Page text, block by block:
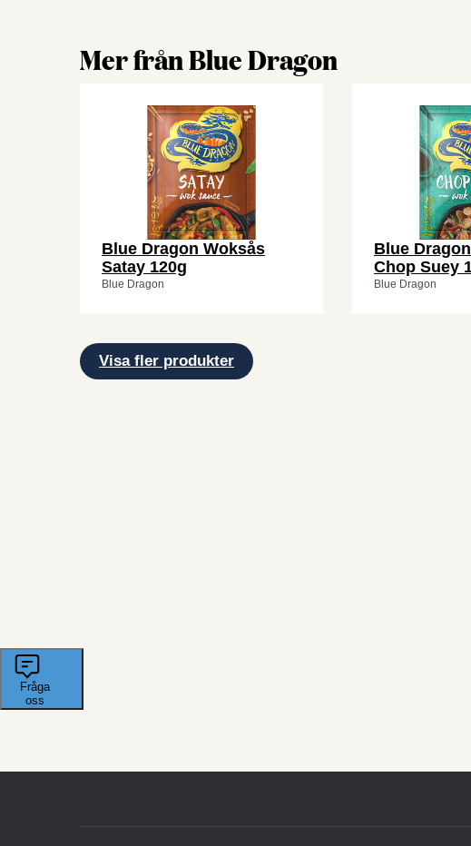
Mer från Blue Dragon
Blue Dragon Woksås
Satay 120g
Blue Dragon
Blue
Chop Suey
Blue Dragon
Visa fler produkter